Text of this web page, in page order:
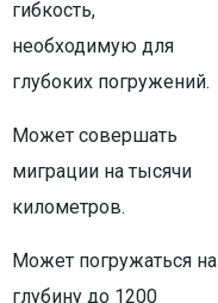
гибкость,
необходимую для
глубоких погружений.
Может совершать
миграции на тысячи
километров.
Может погружаться на
глубину до 1200